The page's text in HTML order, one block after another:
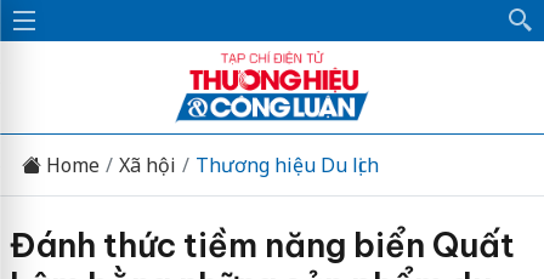
Home Xã hội Thương hiệu Du lịch
Đánh thức tiềm năng biển Quất